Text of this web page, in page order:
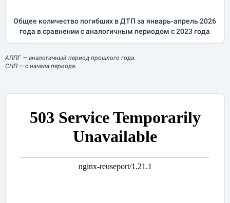
Общее количество погибших в ДТП заянварь-апрель2026
года в сравнении с аналогичным периодом с 2023 года
АППГ — аналогичный период прошлого года.
СНП — с начала периода.